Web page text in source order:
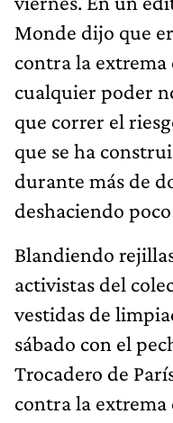
Monde dijo que
contra la extrema
cualquier poder
que correr el
que se ha
durante más de
deshaciendo
Blandiendo
activistas del
vestidas de
sábado con el
Trocadero de
contra la extrema